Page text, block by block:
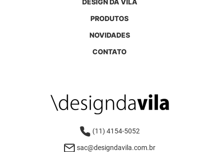
DESIGN DA VILA
PRODUTOS
NOVIDADES
CONTATO
(11) 4154-5052
sac@designdavila.com.br